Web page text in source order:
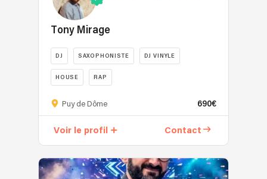
Tony Mirage
DJ SAXOPHONISTE DJ VINYLE
HOUSE RAP
et
son
s’exprime
et
Puy de Dôme 690€
Voir le profil Contact